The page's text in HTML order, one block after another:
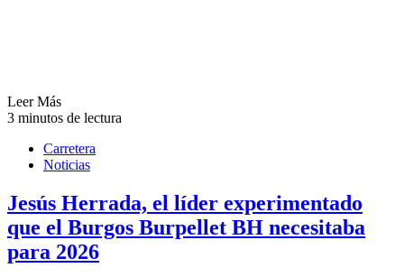
Leer Más
3 minutos de lectura
Carretera
Noticias
Jesús Herrada, el líder experimentado
que el Burgos Burpellet BH necesitaba
para 2026